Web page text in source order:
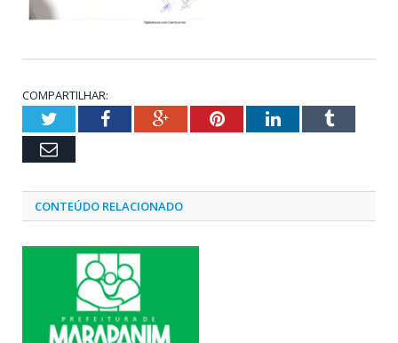
COMPARTILHAR:
TwitterFacebookGoogle+PinterestLinkedInTumblr
Email
CONTEÚDO RELACIONADO